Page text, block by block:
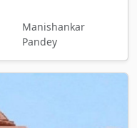
Manishankar
Pandey